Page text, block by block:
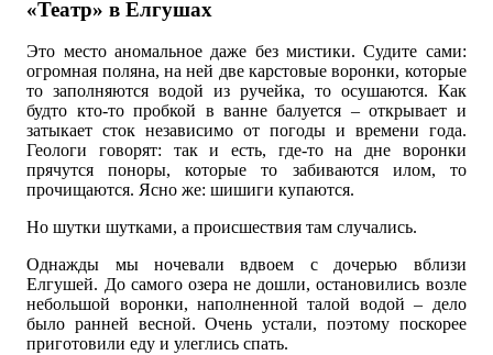
«Театр» в Елгушах
Это место аномальное даже без мистики. Судите сами:
огромная поляна, на ней две карстовые воронки, которые
то заполняются водой из ручейка, то осушаются. Как
будто кто-то пробкой в ванне балуется – открывает и
затыкает сток независимо от погоды и времени года.
Геологи говорят: так и есть, где-то на дне воронки
прячутся поноры, которые то забиваются илом, то
прочищаются. Ясно же: шишиги купаются.
Но шутки шутками, а происшествия там случались.
Однажды мы ночевали вдвоем с дочерью вблизи
Елгушей. До самого озера не дошли, остановились возле
небольшой воронки, наполненной талой водой – дело
было ранней весной. Очень устали, поэтому поскорее
приготовили еду и улеглись спать.